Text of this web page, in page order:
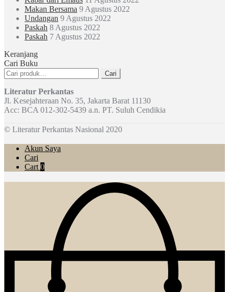
Makan Bersama 9 Agustus 2022
Undangan 9 Agustus 2022
Paskah 8 Agustus 2022
Paskah 7 Agustus 2022
Keranjang
Cari Buku
Pencarian
untuk:
Cari
Literatur Perkantas
Jl. Kesejahteraan No. 35, Jakarta Barat 11130
Acc: BCA 012-302-5439 a.n. PT. Suluh Cendikia
© Literatur Perkantas Nasional 2020
Akun Saya
Cari
Cart 0